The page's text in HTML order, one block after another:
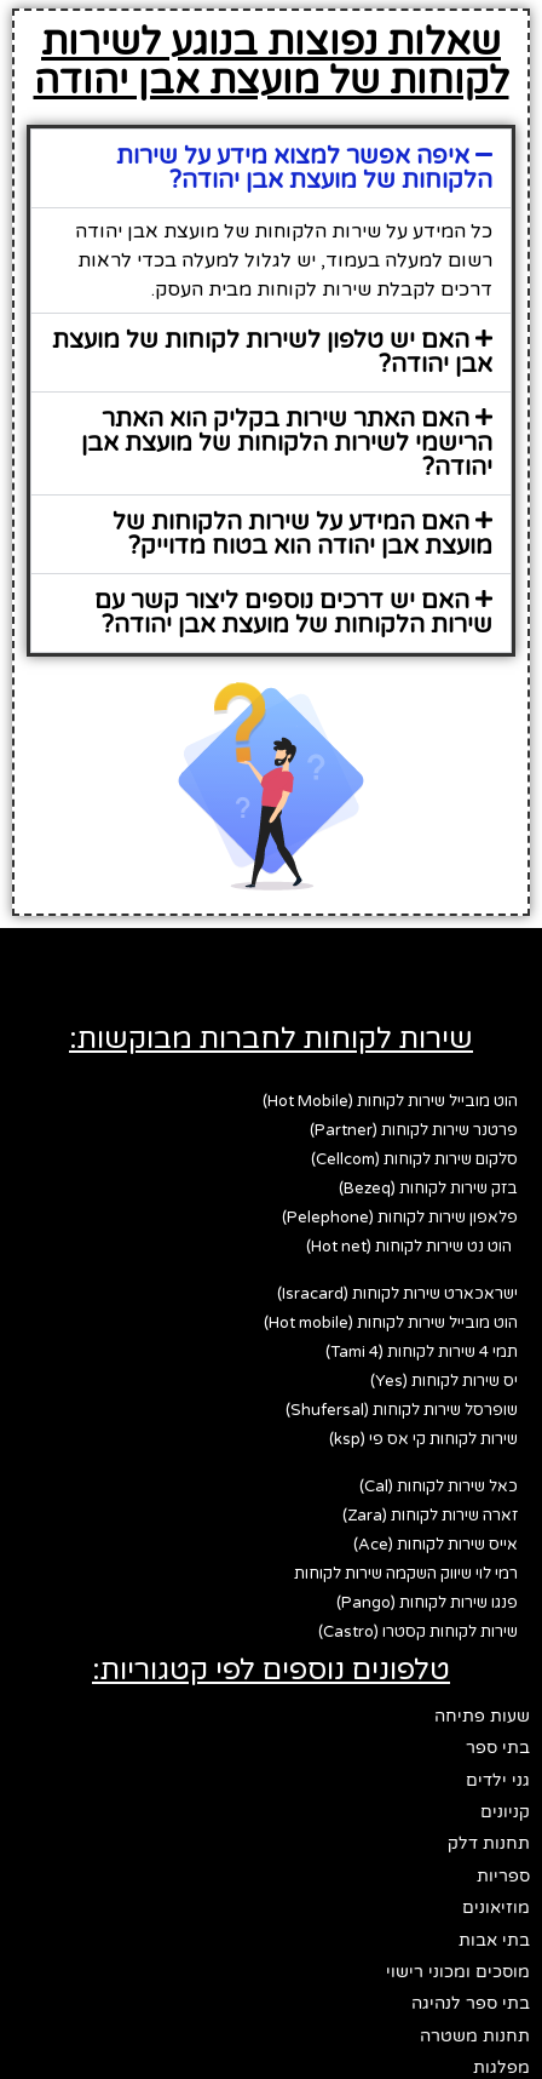
שאלות נפוצות בנוגע לשירות
לקוחות של מועצת אבן יהודה
איפה אפשר למצוא מידע על שירות
הלקוחות של מועצת אבן יהודה?
כל המידע על שירות הלקוחות של מועצת אבן יהודה
רשום למעלה בעמוד, יש לגלול למעלה בכדי לראות
דרכים לקבלת שירות לקוחות מבית העסק.
האם יש טלפון לשירות לקוחות של מועצת
אבן יהודה?
האם האתר שירות בקליק הוא האתר
הרישמי לשירות הלקוחות של מועצת אבן
יהודה?
האם המידע על שירות הלקוחות של
מועצת אבן יהודה הוא בטוח מדוייק?
האם יש דרכים נוספים ליצור קשר עם
שירות הלקוחות של מועצת אבן יהודה?
שירות לקוחות לחברות מבוקשות:
הוט מובייל שירות לקוחות (Hot Mobile)
פרטנר שירות לקוחות (Partner)
סלקום שירות לקוחות (Cellcom)
בזק שירות לקוחות (Bezeq)
פלאפון שירות לקוחות (Pelephone)
הוט נט שירות לקוחות (Hot net)
ישראכארט שירות לקוחות (Isracard)
הוט מובייל שירות לקוחות (Hot mobile)
תמי 4 שירות לקוחות (Tami 4)
יס שירות לקוחות (Yes)
שופרסל שירות לקוחות (Shufersal)
שירות לקוחות קי אס פי (ksp)
כאל שירות לקוחות (Cal)
זארה שירות לקוחות (Zara)
אייס שירות לקוחות (Ace)
רמי לוי שיווק השקמה שירות לקוחות
פנגו שירות לקוחות (Pango)
שירות לקוחות קסטרו (Castro)
טלפונים נוספים לפי קטגוריות:
שעות פתיחה
בתי ספר
גני ילדים
קניונים
תחנות דלק
ספריות
מוזיאונים
בתי אבות
מוסכים ומכוני רישוי
בתי ספר לנהיגה
תחנות משטרה
מפלגות